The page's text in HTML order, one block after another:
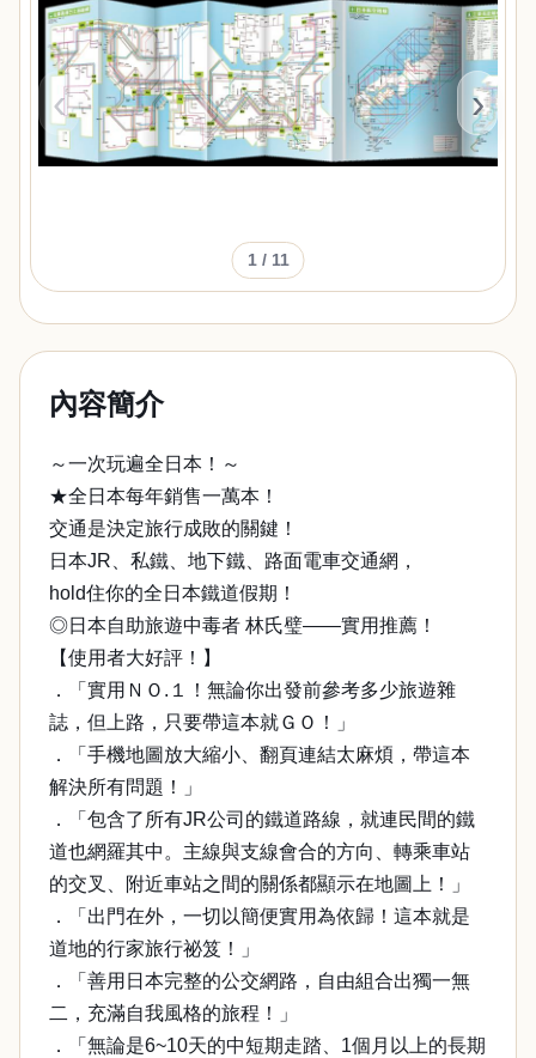
‹ ›
1/ 11
內容簡介
～一次玩遍全日本！～
★全日本每年銷售一萬本！
交通是決定旅行成敗的關鍵！
日本JR、私鐵、地下鐵、路面電車交通網，
hold住你的全日本鐵道假期！
◎日本自助旅遊中毒者 林氏璧——實用推薦！
【使用者大好評！】
．「實用ＮＯ.１！無論你出發前參考多少旅遊雜
誌，但上路，只要帶這本就ＧＯ！」
．「手機地圖放大縮小、翻頁連結太麻煩，帶這本
解決所有問題！」
．「包含了所有JR公司的鐵道路線，就連民間的鐵
道也網羅其中。主線與支線會合的方向、轉乘車站
的交叉、附近車站之間的關係都顯示在地圖上！」
．「出門在外，一切以簡便實用為依歸！這本就是
道地的行家旅行祕笈！」
．「善用日本完整的公交網路，自由組合出獨一無
二，充滿自我風格的旅程！」
．「無論是6~10天的中短期走踏、1個月以上的長期